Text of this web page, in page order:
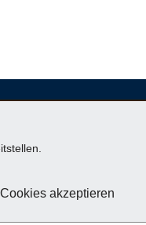
akzeptieren